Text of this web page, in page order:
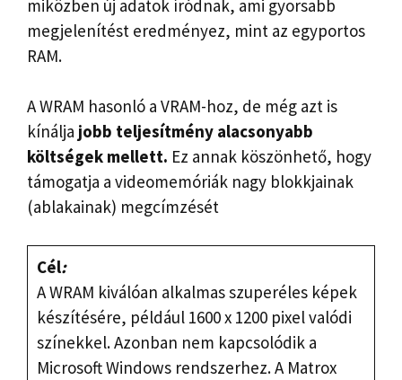
miközben új adatok íródnak, ami gyorsabb
megjelenítést eredményez, mint az egyportos
RAM.
A WRAM hasonló a VRAM-hoz, de még azt is
kínálja jobb teljesítmény alacsonyabb
költségek mellett. Ez annak köszönhető, hogy
támogatja a videomemóriák nagy blokkjainak
(ablakainak) megcímzését
Cél:
A WRAM kiválóan alkalmas szuperéles képek
készítésére, például 1600 x 1200 pixel valódi
színekkel. Azonban nem kapcsolódik a
Microsoft Windows rendszerhez. A Matrox